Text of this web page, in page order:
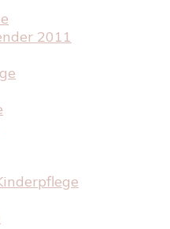
2011